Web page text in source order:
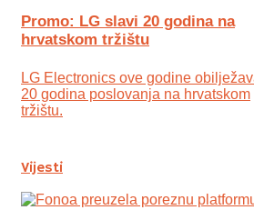
Promo: LG slavi 20 godina na
hrvatskom tržištu
LG Electronics ove godine
20 godina poslovanja na hrvatskom
tržištu.
Vijesti